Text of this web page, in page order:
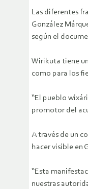
Las diferentes
González
según el
Wirikuta tiene
como para los
“El pueblo
promotor del
A través de un
hacer visible en
“Esta
nuestras